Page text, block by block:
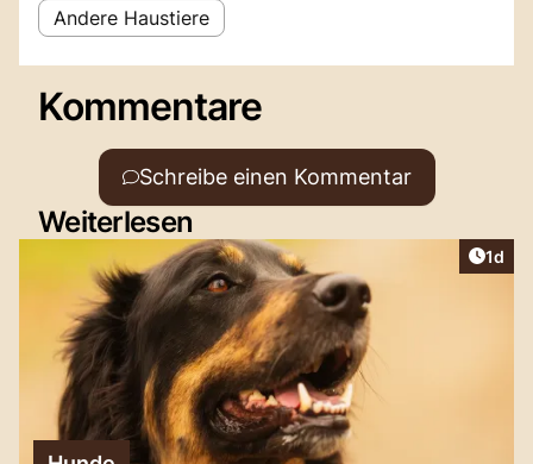
Andere Haustiere
Kommentare
Schreibe einen Kommentar
Weiterlesen
1d